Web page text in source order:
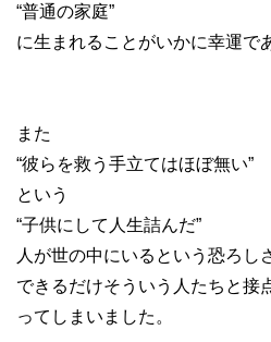
“普通の家庭”
に生まれることがいかに幸運で
また
“彼らを救う手立てはほぼ無い”
という
“子供にして人生詰んだ”
人が世の中にいるという恐ろし
できるだけそういう人たちと接
ってしまいました。